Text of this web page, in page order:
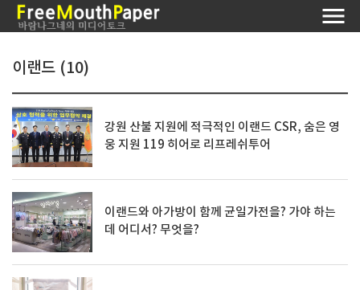
이랜드 (10)
강원 산불 지원에 적극적인 이랜드 CSR, 숨은 영
웅 지원 119 히어로 리프레쉬투어
이랜드와 아가방이 함께 균일가전을? 가야 하는
데 어디서? 무엇을?